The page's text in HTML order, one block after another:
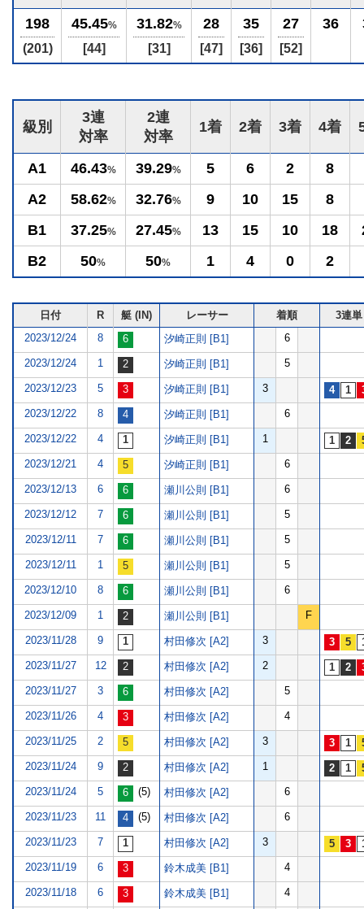
198
(201)
45.45%
[44]
31.82%
[31]
28
[47]
35
[36]
27
[52]
36
級別
3連
対率
2連
対率
1着 2着 3着 4着
A1 46.43% 39.29% 5 6 2
8
A2
58.62% 32.76% 9 10 15
8
B1
37.25% 27.45% 13 15 10 18
B2
50% 50% 1 4 0 2
日付 R 艇 (IN) レーサー 着順
3連単
2023/12/24
8 汐崎正則 [B1] 6
2023/12/24 1 汐崎正則 [B1] 5
2023/12/23 5 汐崎正則 [B1] 3
2023/12/22 8 汐崎正則 [B1] 6
2023/12/22 4 汐崎正則 [B1] 1
2023/12/21 4 汐崎正則 [B1] 6
2023/12/13 6 瀬川公則 [B1] 6
2023/12/12 7 瀬川公則 [B1] 5
2023/12/11 7 瀬川公則 [B1] 5
2023/12/11 1 瀬川公則 [B1] 5
2023/12/10 8 瀬川公則 [B1] 6
2023/12/09 1 瀬川公則 [B1] F
2023/11/28 9 村田修次 [A2] 3
2023/11/27 12 村田修次 [A2] 2
2023/11/27 3 村田修次 [A2] 5
2023/11/26 4 村田修次 [A2] 4
2023/11/25 2 村田修次 [A2] 3
2023/11/24 9 村田修次 [A2] 1
2023/11/24 5 (5) 村田修次 [A2] 6
2023/11/23 11 (5) 村田修次 [A2] 6
2023/11/23 7 村田修次 [A2] 3
2023/11/19 6 鈴木成美 [B1] 4
2023/11/18 6 鈴木成美 [B1] 4